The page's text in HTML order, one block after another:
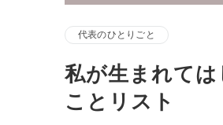
代表のひとりごと
私が生まれて
ことリスト